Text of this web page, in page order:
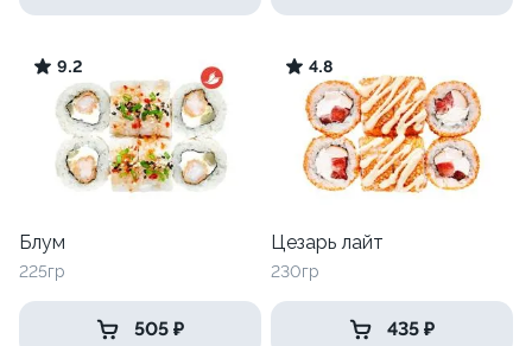
9.2
Блум
225гр
505 ₽
4.8
Цезарь лайт
230гр
435 ₽